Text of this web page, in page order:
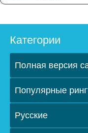
Категории
Полная версия
Популярные
Русские